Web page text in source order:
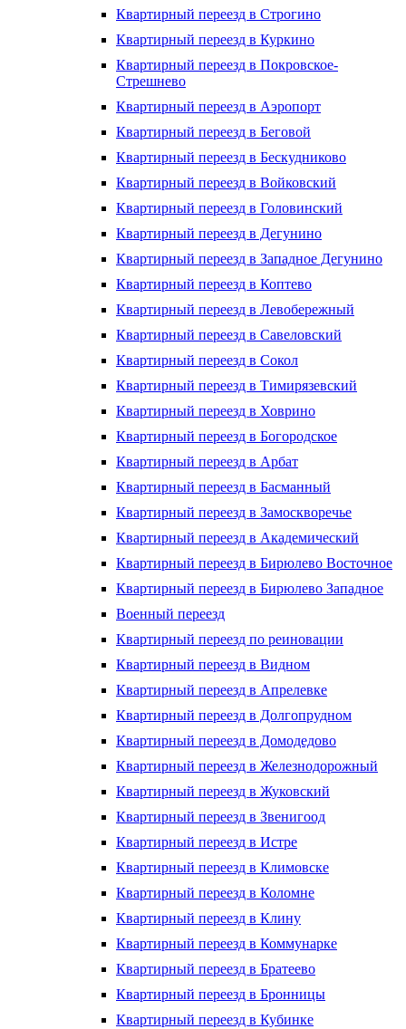
Квартирный переезд в Строгино
Квартирный переезд в Куркино
Квартирный переезд в Покровское-
Стрешнево
Квартирный переезд в Аэропорт
Квартирный переезд в Беговой
Квартирный переезд в Бескудниково
Квартирный переезд в Войковский
Квартирный переезд в Головинский
Квартирный переезд в Дегунино
Квартирный переезд в Западное Дегунино
Квартирный переезд в Коптево
Квартирный переезд в Левобережный
Квартирный переезд в Савеловский
Квартирный переезд в Сокол
Квартирный переезд в Тимирязевский
Квартирный переезд в Ховрино
Квартирный переезд в Богородское
Квартирный переезд в Арбат
Квартирный переезд в Басманный
Квартирный переезд в Замоскворечье
Квартирный переезд в Академический
Квартирный переезд в Бирюлево Восточное
Квартирный переезд в Бирюлево Западное
Военный переезд
Квартирный переезд по реиновации
Квартирный переезд в Видном
Квартирный переезд в Апрелевке
Квартирный переезд в Долгопрудном
Квартирный переезд в Домодедово
Квартирный переезд в Железнодорожный
Квартирный переезд в Жуковский
Квартирный переезд в Звенигоод
Квартирный переезд в Истре
Квартирный переезд в Климовске
Квартирный переезд в Коломне
Квартирный переезд в Клину
Квартирный переезд в Коммунарке
Квартирный переезд в Братеево
Квартирный переезд в Бронницы
Квартирный переезд в Кубинке